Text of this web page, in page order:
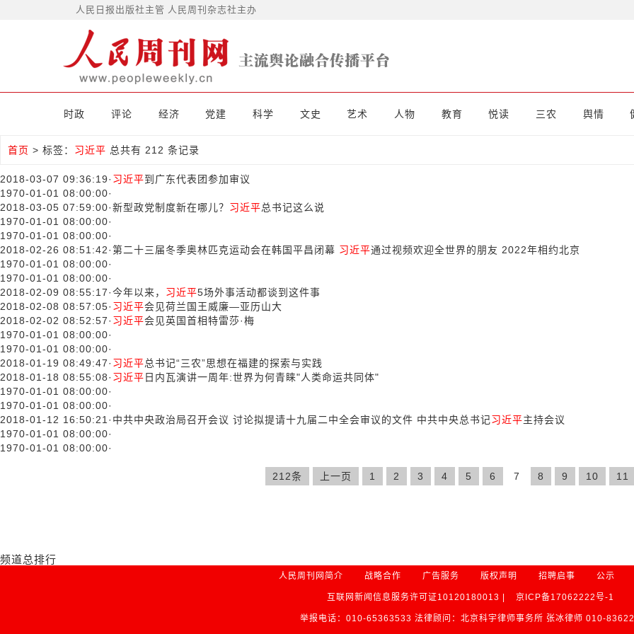
人民日报出版社主管 人民周刊杂志社主办
时政 评论 经济 党建 科学 文史 艺术 人物 教育 悦读 三农 舆情
首页 > 标签： 习近平 总共有 212 条记录
2018-03-07 09:36:19· 习近平到广东代表团参加审议
1970-01-01 08:00:00·
2018-03-05 07:59:00·新型政党制度新在哪儿？ 习近平总书记这么说
1970-01-01 08:00:00·
1970-01-01 08:00:00·
2018-02-26 08:51:42·第二十三届冬季奥林匹克运动会在韩国平昌闭幕 习近平通过视频欢迎全世界的朋友 2022年相约北京
1970-01-01 08:00:00·
1970-01-01 08:00:00·
2018-02-09 08:55:17·今年以来， 习近平5场外事活动都谈到这件事
2018-02-08 08:57:05· 习近平会见荷兰国王威廉—亚历山大
2018-02-02 08:52:57· 习近平会见英国首相特雷莎·梅
1970-01-01 08:00:00·
1970-01-01 08:00:00·
2018-01-19 08:49:47· 习近平总书记“三农”思想在福建的探索与实践
2018-01-18 08:55:08· 习近平 日内瓦演讲一周年:世界为何青睐"人类命运共同体"
1970-01-01 08:00:00·
1970-01-01 08:00:00·
2018-01-12 16:50:21 · 中共中央政治局召开会议 讨论拟提请十九届二中全会审议的文件 中共中央总书记习近平主持会议
1970-01-01 08:00:00·
1970-01-01 08:00:00·
212条 上一页 1 2 3 4 5 6 7 8 9 10 11
频道总排行
人民周刊网简介 战略合作 广告服务 版权声明 招聘启事 公示
互联网新闻信息服务许可证10120180013 | 京ICP备17062222号-1
举报电话：010-65363533 法律顾问：北京科宇律师事务所 张冰律师 010-